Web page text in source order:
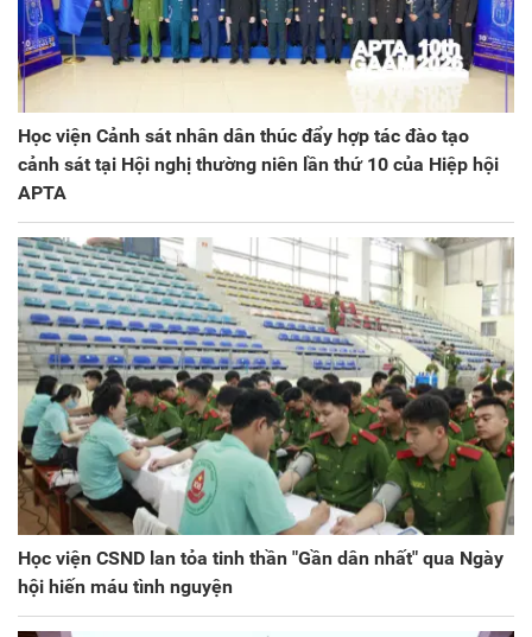
Học viện Cảnh sát nhân dân thúc đẩy hợp tác đào tạo
cảnh sát tại Hội nghị thường niên lần thứ 10 của Hiệp hội
APTA
Học viện CSND lan tỏa tinh thần "Gần dân nhất" qua Ngày
hội hiến máu tình nguyện